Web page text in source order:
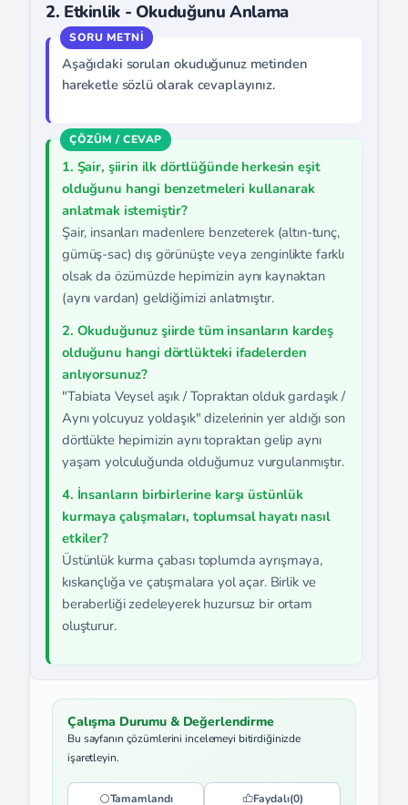
2. Etkinlik - Okuduğunu Anlama
Aşağıdaki soruları okuduğunuz metinden
hareketle sözlü olarak cevaplayınız.
1. Şair, şiirin ilk dörtlüğünde herkesin eşit
olduğunu hangi benzetmeleri kullanarak
anlatmak istemiştir?
Şair, insanları madenlere benzeterek (altın-tunç,
gümüş-sac) dış görünüşte veya zenginlikte farklı
olsak da özümüzde hepimizin aynı kaynaktan
(aynı vardan) geldiğimizi anlatmıştır.
2. Okuduğunuz şiirde tüm insanların kardeş
olduğunu hangi dörtlükteki ifadelerden
anlıyorsunuz?
"Tabiata Veysel aşık / Topraktan olduk gardaşık /
Aynı yolcuyuz yoldaşık" dizelerinin yer aldığı son
dörtlükte hepimizin aynı topraktan gelip aynı
yaşam yolculuğunda olduğumuz vurgulanmıştır.
4. İnsanların birbirlerine karşı üstünlük
kurmaya çalışmaları, toplumsal hayatı nasıl
etkiler?
Üstünlük kurma çabası toplumda ayrışmaya,
kıskançlığa ve çatışmalara yol açar. Birlik ve
beraberliği zedeleyerek huzursuz bir ortam
oluşturur.
Çalışma Durumu & Değerlendirme
Bu sayfanın çözümlerini incelemeyi bitirdiğinizde
işaretleyin.
Tamamlandı Faydalı(0)